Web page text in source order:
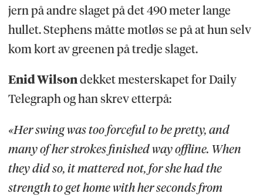
jern på andre slaget på det 490 meter lange
hullet. Stephens måtte motløs se på at hun selv
kom kort av greenen på tredje slaget.
Enid Wilsondekket mesterskapet for Daily
Telegraph og han skrev etterpå:
«Her swing was too forceful to be pretty, and
many of her strokes finished way offline. When
they did so, it mattered not, for she had the
strength to get home with her seconds from